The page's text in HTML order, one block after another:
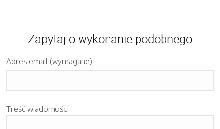
Zapytaj o wykonanie podobnego
Adres email (wymagane)
Treść wiadomości